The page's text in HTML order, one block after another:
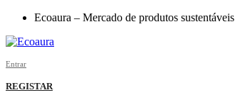
Ecoaura – Mercado de produtos sustentáveis
Entrar
REGISTAR